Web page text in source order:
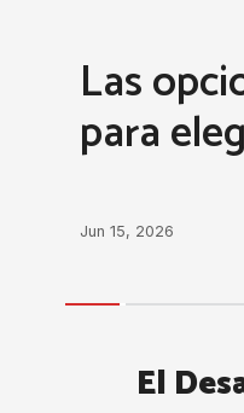
Las
para
Jun 15, 2026
El